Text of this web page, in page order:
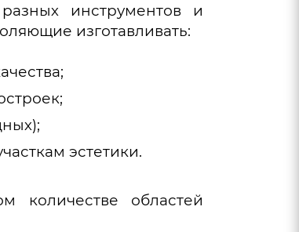
инструментов и
изготавливать:
эстетики.
областей